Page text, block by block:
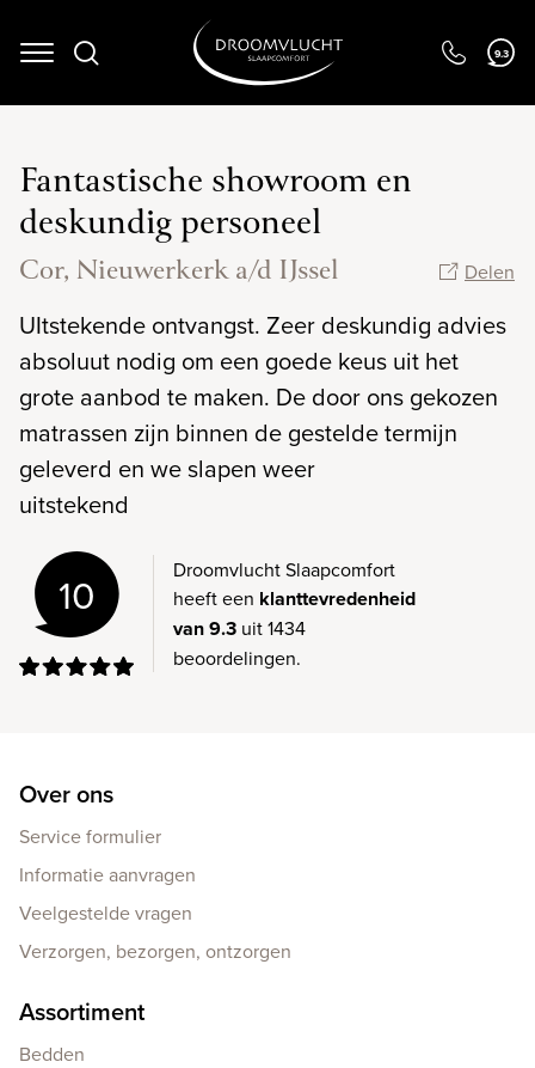
Navigation 9.3
Fantastische showroom en
deskundig personeel
Cor, Nieuwerkerk a/d IJssel Delen
UItstekende ontvangst. Zeer deskundig advies
absoluut nodig om een goede keus uit het
grote aanbod te maken. De door ons gekozen
matrassen zijn binnen de gestelde termijn
geleverd en we slapen weer
uitstekend
10
Droomvlucht Slaapcomfort
heeft een klanttevredenheid
van 9.3 uit 1434
beoordelingen.
Over ons
Service formulier
Informatie aanvragen
Veelgestelde vragen
Verzorgen, bezorgen, ontzorgen
Assortiment
Bedden